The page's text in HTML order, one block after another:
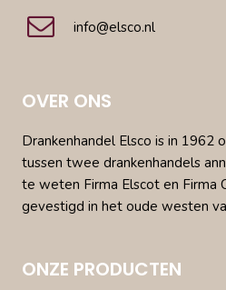
info@elsco.nl
OVER ONS
Drankenhandel Elsco is in 1962
tussen twee drankenhandels
te weten Firma Elscot en Firma
gevestigd in het oude westen
ONZE PRODUCTEN